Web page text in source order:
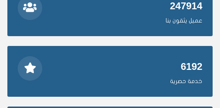
247914
عميل يثقون بنا
6192
خدمة حصرية